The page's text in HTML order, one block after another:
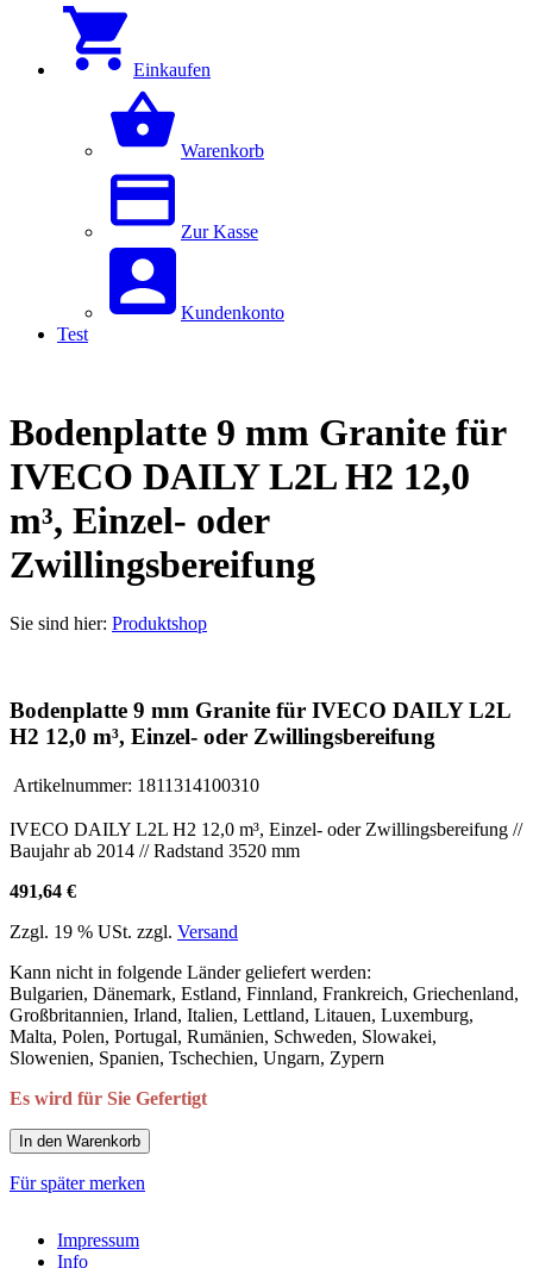
Einkaufen
Warenkorb
Zur Kasse
Kundenkonto
Test
Bodenplatte 9 mm Granite für
IVECO DAILY L2L H2 12,0
m³, Einzel- oder
Zwillingsbereifung
Sie sind hier: Produktshop
Bodenplatte 9 mm Granite für IVECO DAILY L2L
H2 12,0 m³, Einzel- oder Zwillingsbereifung
Artikelnummer: 1811314100310
IVECO DAILY L2L H2 12,0 m³, Einzel- oder Zwillingsbereifung //
Baujahr ab 2014 // Radstand 3520 mm
491,64 €
Zzgl. 19 % USt. zzgl. Versand
Kann nicht in folgende Länder geliefert werden:
Bulgarien, Dänemark, Estland, Finnland, Frankreich, Griechenland,
Großbritannien, Irland, Italien, Lettland, Litauen, Luxemburg,
Malta, Polen, Portugal, Rumänien, Schweden, Slowakei,
Slowenien, Spanien, Tschechien, Ungarn, Zypern
Es wird für Sie Gefertigt
In den Warenkorb
Für später merken
Impressum
Info